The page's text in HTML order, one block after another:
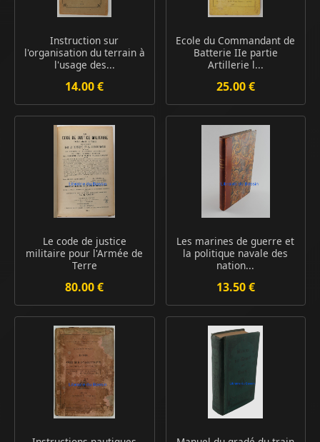
Instruction sur
l'organisation du terrain à
l'usage des...
14.00 €
Ecole du Commandant de
Batterie IIe partie
Artillerie l...
25.00 €
Le code de justice
militaire pour l'Armée de
Terre
80.00 €
Les marines de guerre et
la politique navale des
nation...
13.50 €